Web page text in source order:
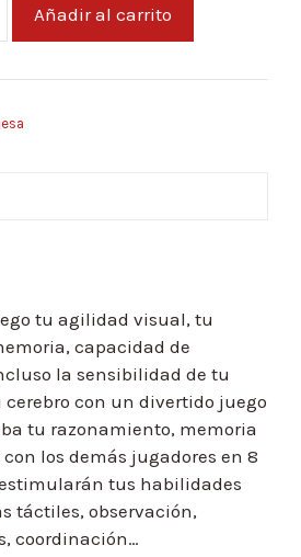
Cortex
Challenge
Añadir al carrito
tu agilidad visual, tu
capacidad de
la sensibilidad de tu
cerebro con un divertido juego
tu razonamiento, memoria
los demás jugadores en 8
tus habilidades
táctiles, observación,
coordinación…